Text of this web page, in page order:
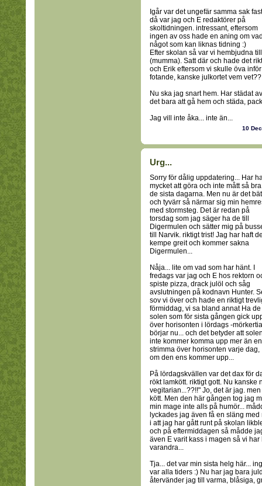
Igår var det ungefär samma sak fast
då var jag och E redaktörer på
skoltidningen. intressant, eftersom
ingen av oss hade en aning om
något som kan liknas tidning :)
Efter skolan så var vi hembjudna
(mumma). Satt där och hade det
och Erik eftersom vi skulle öva
fotande, kanske julkortet vem vet??
Nu ska jag snart hem. Har städat
det bara att gå hem och städa,
Jag vill inte åka... inte än...
10
Urg...
Sorry för dålig uppdatering... Har
mycket att göra och inte mått så bra
de sista dagarna. Men nu är det
och tyvärr så närmar sig min
med stormsteg. Det är redan på
torsdag som jag säger ha de till
Digermulen och sätter mig på
till Narvik. riktigt trist! Jag har haft
kempe greit och kommer sakna
Digermulen...
Nåja... lite om vad som har hänt. I
fredags var jag och E hos rektorn
spiste pizza, drack julöl och såg
avslutningen på kodnavn Hunter.
sov vi över och hade en riktigt
förmiddag, vi sa bland annat Ha de
solen som för sista gången gick
över horisonten i lördags -mörkertia
börjar nu... och det betyder att
inte kommer komma upp mer än en
strimma över horisonten varje dag,
om den ens kommer upp...
På lördagskvällen var det dax för
rökt lamkött. riktigt gott. Nu
vegitarian...??!!" Jo, det är jag.
kött. Men den här gången tog jag
min mage inte alls på humör...
lyckades jag även få en släng
i att jag har gått runt på skolan
och på eftermiddagen så mådde
även E varit kass i magen så vi
varandra...
Tja... det var min sista helg här...
var alla tiders :) Nu har jag bara
återvänder jag till varma, blåsiga,